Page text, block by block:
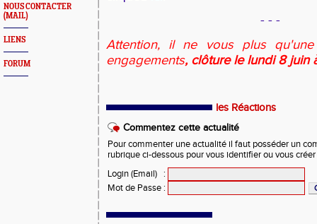
NOUS CONTACTER
(MAIL)
LIENS
FORUM
- - -
Attention, il ne vous plus
engagements, clôture le lundi 8 juin
les Réactions
Commentez cette actualité
Pour commenter une actualité il faut posséder un
rubrique ci-dessous pour vous identifier ou vous
Login (Email)
:
Mot de Passe :